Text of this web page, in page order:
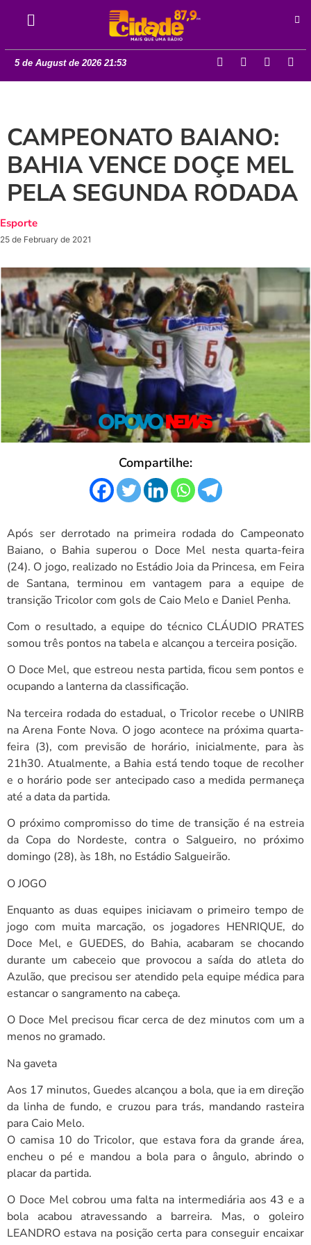
5 de August de 2026 21:53
CAMPEONATO BAIANO:
BAHIA VENCE DOÇE MEL
PELA SEGUNDA RODADA
Esporte
25 de February de 2021
Compartilhe:
Após ser derrotado na primeira rodada do Campeonato
Baiano, o Bahia superou o Doce Mel nesta quarta-feira
(24). O jogo, realizado no Estádio Joia da Princesa, em Feira
de Santana, terminou em vantagem para a equipe de
transição Tricolor com gols de Caio Melo e Daniel Penha.
Com o resultado, a equipe do técnico CLÁUDIO PRATES
somou três pontos na tabela e alcançou a terceira posição.
O Doce Mel, que estreou nesta partida, ficou sem pontos e
ocupando a lanterna da classificação.
Na terceira rodada do estadual, o Tricolor recebe o UNIRB
na Arena Fonte Nova. O jogo acontece na próxima quarta-
feira (3), com previsão de horário, inicialmente, para às
21h30. Atualmente, a Bahia está tendo toque de recolher
e o horário pode ser antecipado caso a medida permaneça
até a data da partida.
O próximo compromisso do time de transição é na estreia
da Copa do Nordeste, contra o Salgueiro, no próximo
domingo (28), às 18h, no Estádio Salgueirão.
O JOGO
Enquanto as duas equipes iniciavam o primeiro tempo de
jogo com muita marcação, os jogadores HENRIQUE, do
Doce Mel, e GUEDES, do Bahia, acabaram se chocando
durante um cabeceio que provocou a saída do atleta do
Azulão, que precisou ser atendido pela equipe médica para
estancar o sangramento na cabeça.
O Doce Mel precisou ficar cerca de dez minutos com um a
menos no gramado.
Na gaveta
Aos 17 minutos, Guedes alcançou a bola, que ia em direção
da linha de fundo, e cruzou para trás, mandando rasteira
para Caio Melo.
O camisa 10 do Tricolor, que estava fora da grande área,
encheu o pé e mandou a bola para o ângulo, abrindo o
placar da partida.
O Doce Mel cobrou uma falta na intermediária aos 43 e a
bola acabou atravessando a barreira. Mas, o goleiro
LEANDRO estava na posição certa para conseguir encaixar